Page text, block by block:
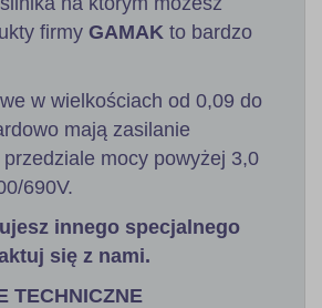
firmy GAMAK to bardzo
w wielkościach od 0,09 do
mają zasilanie
mocy powyżej 3,0
690V.
innego specjalnego
się z nami.
TECHNICZNE